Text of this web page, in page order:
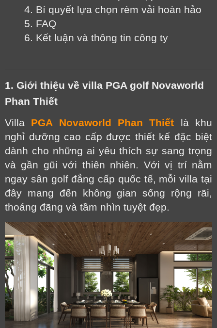
4. Bí quyết lựa chọn rèm vải hoàn hảo
5. FAQ
6. Kết luận và thông tin công ty
1. Giới thiệu về villa PGA golf Novaworld
Phan Thiết
Villa PGA Novaworld Phan Thiết là khu
nghỉ dưỡng cao cấp được thiết kế đặc biệt
dành cho những ai yêu thích sự sang trọng
và gần gũi với thiên nhiên. Với vị trí nằm
ngay sân golf đẳng cấp quốc tế, mỗi villa tại
đây mang đến không gian sống rộng rãi,
thoáng đãng và tầm nhìn tuyệt đẹp.